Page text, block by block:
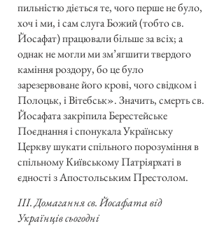
пильністю діється те, чого перше не було,
хоч і ми, і сам слуга Божий (тобто св.
Йосафат) працювали більше за всіх; а
однак не могли ми зм’ягшити твердого
каміння роздору, бо це було
зарезервоване його крові, чого свідком і
Полоцьк, і Вітебськ». Значить, смерть св.
Йосафата закріпила Берестейське
Поєднання і спонукала Українську
Церкву шукати спільного порозуміння в
спільному Київському Патріярхаті в
єдності з Апостольським Престолом.
ІІІ. Домагання св. Йосафата від
Українців сьогодні